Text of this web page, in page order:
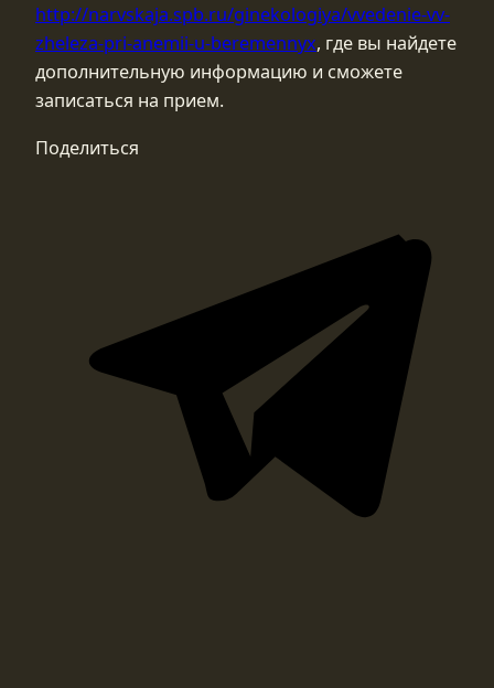
http://narvskaja.spb.ru/ginekologiya/vvedenie-vv-
zheleza-pri-anemii-u-beremennyx, где вы найдете
дополнительную информацию и сможете
записаться на прием.
Поделиться